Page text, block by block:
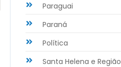
Paraguai
Paraná
Política
Santa Helena e Região